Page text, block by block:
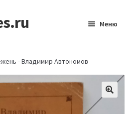
Меню
- Владимир Автономов